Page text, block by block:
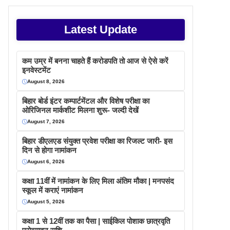
Latest Update
कम उम्र में बनना चाहते हैं करोडपति तो आज से ऐसे करें
इनवेस्टमेंट
August 8, 2026
बिहार बोर्ड इंटर कम्पार्टमेंटल और विशेष परीक्षा का
ओरिजिनल मार्कशीट मिलना शुरू- जल्दी देखें
August 7, 2026
बिहार डीएलएड संयुक्त प्रवेश परीक्षा का रिजल्ट जारी- इस
दिन से होगा नामांकन
August 6, 2026
कक्षा 11वीं में नामांकन के लिए मिला अंतिम मौका | मनपसंद
स्कूल में कराएं नामांकन
August 5, 2026
कक्षा 1 से 12वीं तक का पैसा | साईकिल पोशाक छात्रवृति